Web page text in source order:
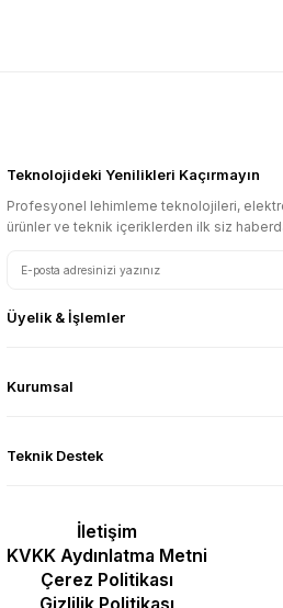
Teknolojideki Yenilikleri Kaçırmayın
Profesyonel lehimleme teknolojileri,
ürünler ve teknik içeriklerden ilk siz
Üyelik & İşlemler
Kurumsal
Teknik Destek
İletişim
KVKK Aydınlatma Metni
Çerez Politikası